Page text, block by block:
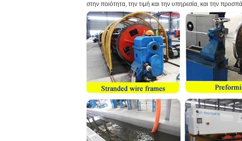
στην ποιότητα, την τιμή και την υπηρεσία, και την